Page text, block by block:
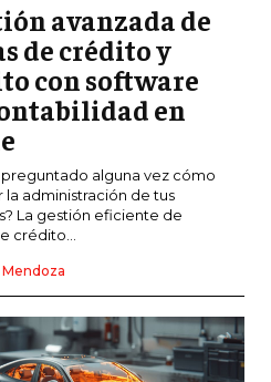
DE MERCADO
COMPETENCIA
CLIENTES
EMPRESARIAL
CAMBIO
avanzada de
de crédito y
con software
en
preguntado alguna vez cómo
la administración de tus
La gestión eficiente de
crédito...